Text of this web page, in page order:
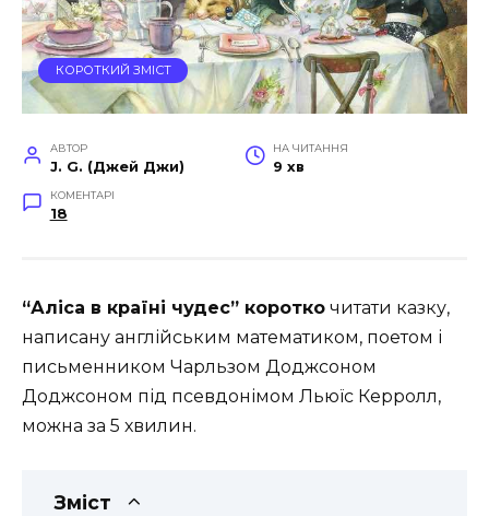
КОРОТКИЙ ЗМІСТ
АВТОР
J. G. (Джей Джи)
НА ЧИТАННЯ
9 хв
КОМЕНТАРІ
18
“Аліса в країні чудес” коротко читати казку,
написану англійським математиком, поетом і
письменником Чарльзом Доджсоном
Доджсоном під псевдонімом Льюїс Керролл,
можна за 5 хвилин.
Зміст